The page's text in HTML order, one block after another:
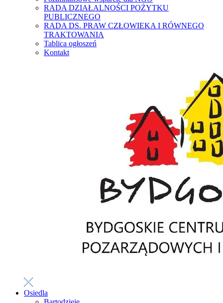
RADA DZIAŁALNOŚCI POŻYTKU
PUBLICZNEGO
RADA DS. PRAW CZŁOWIEKA I RÓWNEGO
TRAKTOWANIA
Tablica ogłoszeń
Kontakt
Osiedla